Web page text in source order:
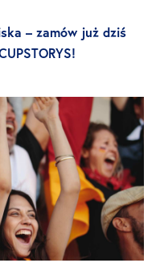
– zamów już dziś